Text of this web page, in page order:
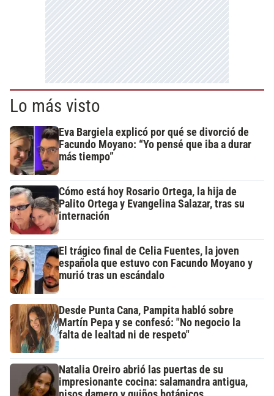
Lo más visto
Eva Bargiela explicó por qué se divorció de
Facundo Moyano: “Yo pensé que iba a durar
más tiempo”
Cómo está hoy Rosario Ortega, la hija de
Palito Ortega y Evangelina Salazar, tras su
internación
El trágico final de Celia Fuentes, la joven
española que estuvo con Facundo Moyano y
murió tras un escándalo
Desde Punta Cana, Pampita habló sobre
Martín Pepa y se confesó: "No negocio la
falta de lealtad ni de respeto"
Natalia Oreiro abrió las puertas de su
impresionante cocina: salamandra antigua,